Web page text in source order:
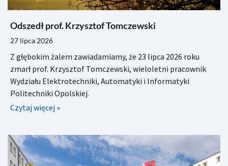
Odszedł prof. Krzysztof Tomczewski
27 lipca 2026
Z głębokim żalem zawiadamiamy, że 23 lipca 2026 roku
zmarł prof. Krzysztof Tomczewski, wieloletni pracownik
Wydziału Elektrotechniki, Automatyki i Informatyki
Politechniki Opolskiej.
Czytaj więcej »